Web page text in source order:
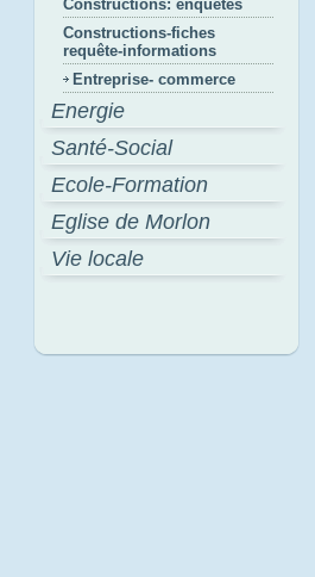
Constructions: enquêtes
Constructions-fiches
requête-informations
Entreprise- commerce
Energie
Santé-Social
Ecole-Formation
Eglise de Morlon
Vie locale